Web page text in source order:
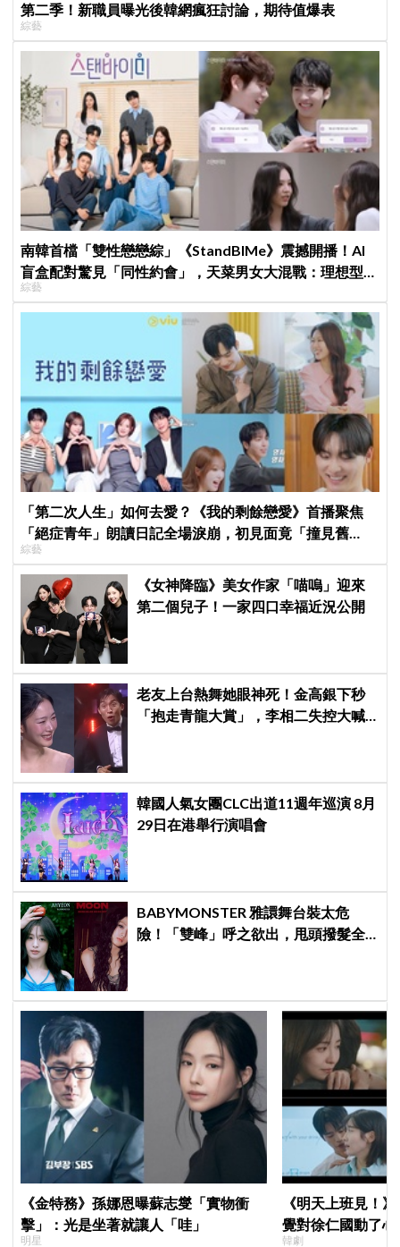
第二季！新職員曝光後韓網瘋狂討論，期待值爆表
綜藝
南韓首檔「雙性戀戀綜」《StandBIMe》震撼開播！AI
盲盒配對驚見「同性約會」，天菜男女大混戰：理想型撞
衫了！
綜藝
「第二次人生」如何去愛？《我的剩餘戀愛》首播聚焦
「絕症青年」朗讀日記全場淚崩，初見面竟「撞見舊
識」！
綜藝
《女神降臨》美女作家「喵嗚」迎來
第二個兒子！一家四口幸福近況公開
老友上台熱舞她眼神死！金高銀下秒
「抱走青龍大賞」，李相二失控大喊
韓國人氣女團CLC出道11週年巡演 8月
29日在港舉行演唱會
BABYMONSTER 雅譞舞台裝太危
險！「雙峰」呼之欲出，甩頭撥髮全
《金特務》孫娜恩曝蘇志燮「實物衝
擊」：光是坐著就讓人「哇」
明星
《明天上班見！
覺對徐仁國動了
韓劇